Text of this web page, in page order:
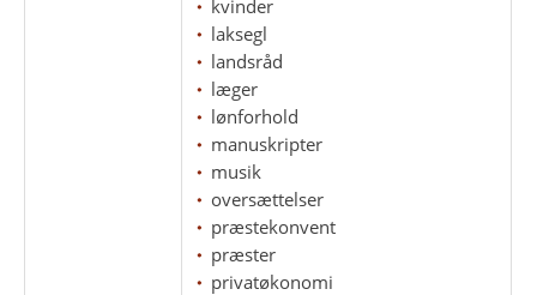
kvinder
laksegl
landsråd
læger
lønforhold
manuskripter
musik
oversættelser
præstekonvent
præster
privatøkonomi